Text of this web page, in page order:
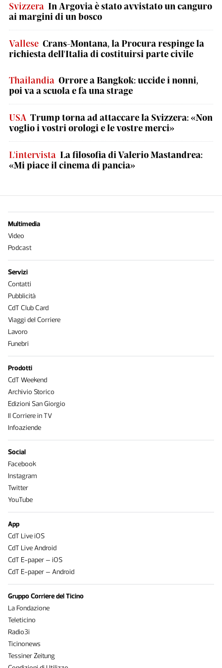
Svizzera In Argovia è stato avvistato un canguro
ai margini di un bosco
Vallese Crans-Montana, la Procura respinge la
richiesta dell'Italia di costituirsi parte civile
Thailandia Orrore a Bangkok: uccide i nonni,
poi va a scuola e fa una strage
USA Trump torna ad attaccare la Svizzera: «Non
voglio i vostri orologi e le vostre merci»
L'intervista La filosofia di Valerio Mastandrea:
«Mi piace il cinema di pancia»
Multimedia
Video
Podcast
Servizi
Contatti
Pubblicità
CdT Club Card
Viaggi del Corriere
Lavoro
Funebri
Prodotti
CdT Weekend
Archivio Storico
Edizioni San Giorgio
Il Corriere in TV
Infoaziende
Social
Facebook
Instagram
Twitter
YouTube
App
CdT Live iOS
CdT Live Android
CdT E-paper – iOS
CdT E-paper – Android
Gruppo Corriere del Ticino
La Fondazione
Teleticino
Radio3i
Ticinonews
Tessiner Zeitung